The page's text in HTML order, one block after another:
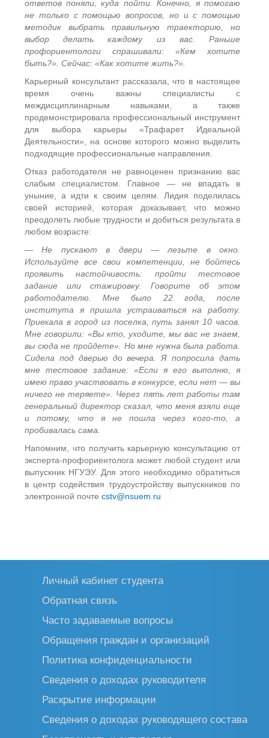
ответов поняли, куда пойти. Конечно, я помогаю
не только с помощью вопросов, но и с помощью
методик выбрать правильную траекторию, но
выбор делать каждому из вас. Раньше
профориентологи спрашивали: «Кем хотите
быть?». Сейчас: «Как хотите жить?».
Карьерный консультант рассказала, что в настоящее
время очень важны специалисты с
междисциплинарным навыками, а также
продемонстрировала профессиональный инструмент
для выбора карьеры «Трафарет Идеальной
Деятельности», на основе которого можно выделить
подходящие профессиональные направления.
Отказ работодателя не равноценен признанию вас
слабым специалистом. Главное — не впадать в
уныние, а идти к своим целям. Лидия поделилась
своей историей, которая доказывает, что можно
преодолеть любые трудности и добиться результата в
любом возрасте:
— Не пускают в двери — лезьте в окно.
Используйте все свои компетенции, не бойтесь
проявить настойчивость: пройти тестовое
задание или стажировку. Говорите об этом
работодателю. Мне было 22 года, после
института я пришла устраиваться на работу.
Приехала в город из поселка, путь занял 10 часов.
Мне говорили: «Вы кто, уходите, мы вас не знаем,
вы сюда не пройдете». Но мне нужна была работа.
Сидела под дверью до вечера. Я попросила дать
мне тестовое задание: «Если я его выполню, я
имею право участвовать в конкурсе, если нет — вы
ничего не теряете». Через пять лет работы там
генеральный директор сказал, что меня взяли еще
и потому, что я не пошла через кого-то, а
пробивалась сама.
Напомним, что получить карьерную консультацию от
эксперта-профориентолога может любой студент или
выпускник НГУЭУ. Для этого необходимо обратиться
в центр содействия трудоустройству выпускников по
электронной почте cstv@nsuem.ru
Личный кабинет студента
Обратная связь
Часто задаваемые вопросы
Обращения граждан и организаций
Политика конфиденциальности
Сведения о доходах руководителя
Раскрытие информации
Сведения о доходах руководящего состава